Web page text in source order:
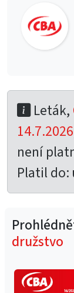
Leták,
14.7.2026
není
Platil do:
družstvo